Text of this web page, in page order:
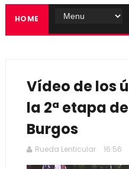
HOME
Vídeo de los
la 2ª etapa
Burgos
Rueda Lenticular 16:56